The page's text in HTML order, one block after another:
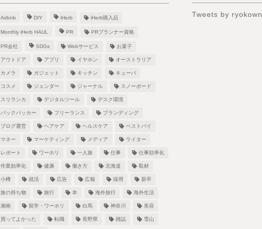
Airbnb DIY iHerb iHerb購入品
Monthly iHerb HAUL PR PRプランナー資格
PR会社 SDGs Webサービス お菓子
アウトドア アプリ イヤホン オーストラリア
カメラ ガジェット キッチン キューバ
コスメ ジェンダー ジャーナル スノーボード
スリランカ デジタルツール デスク環境
バックパッカー フリーランス ブランディング
ブログ運営 ヘアケア ヘルスケア ベストバイ
マネー マーケティング メディア ライター
レポート ワーホリ 一人旅 仕事 仕事効率化
作業効率化 健康 働き方 北海道 取材
小樽 就活 広告 広報 採用 新卒
旅の持ち物 旅行 本 海外旅行 海外生活
湘南 留学・ワーホリ 白馬 神奈川 美容
買ってよかった 転職 長野県 雑誌 雪山
Tweets by ryokown